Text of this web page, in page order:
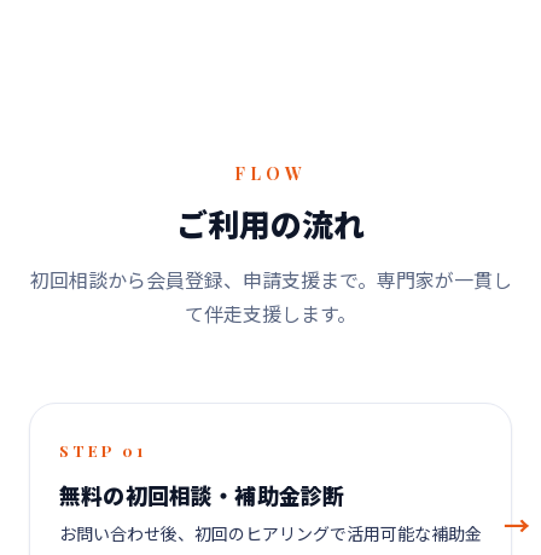
FLOW
ご利用の流れ
初回相談から会員登録、申請支援まで。専門家が一貫し
て伴走支援します。
STEP 01
無料の初回相談・補助金診断
お問い合わせ後、初回のヒアリングで活用可能な補助金